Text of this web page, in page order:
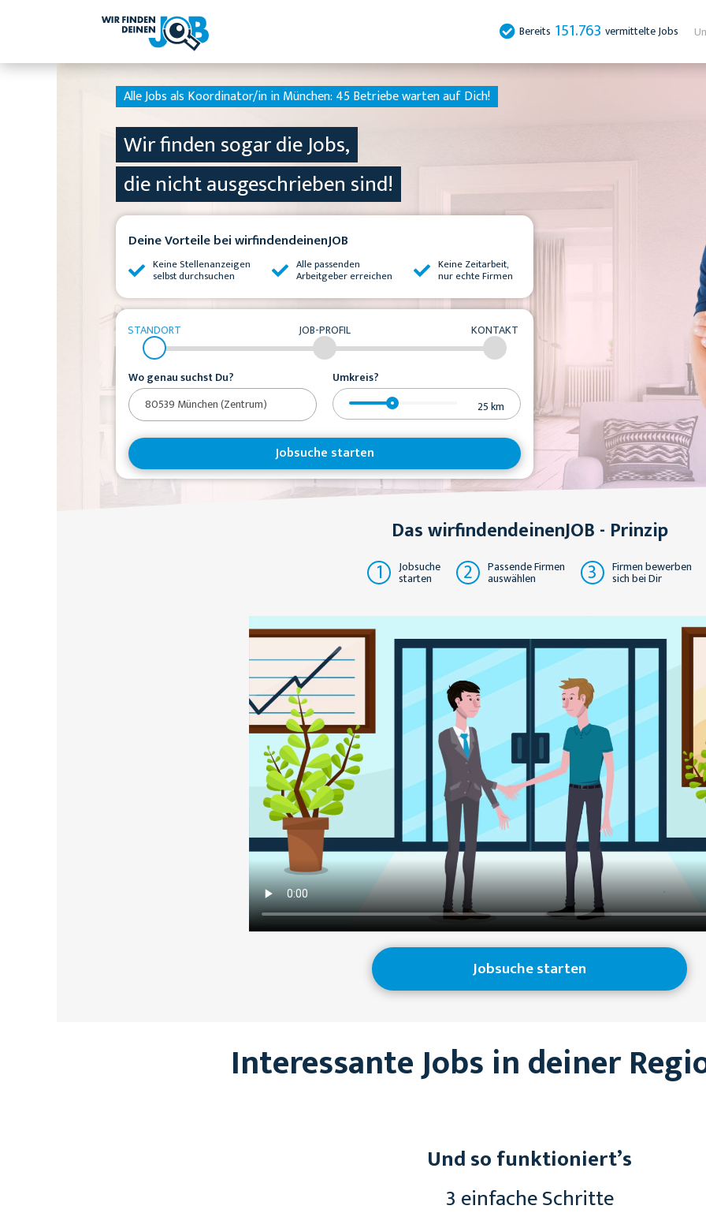
Bereits 151.763 vermittelte Jobs
Alle Jobs als Koordinator/in in München: 45 Betriebe warten auf Dich!
Wir finden sogar die Jobs,
die nicht ausgeschrieben sind!
Deine Vorteile bei wirfindendeinenJOB
Keine Stellenanzeigen
selbst durchsuchen
Alle passenden
Arbeitgeber erreichen
Keine Zeitarbeit,
nur echte Firmen
STANDORT JOB-PROFIL KONTAKT
Wo genau suchst Du?
Umkreis?
25km
Jobsuche starten
Das wirfindendeinenJOB - Prinzip
1
Jobsuche
starten 2 Passende Firmen
auswählen 3 Firmen bewerben
sich bei Dir
Jobsuche starten
Interessante Jobs in deiner
Und so funktioniert’s
3 einfache Schritte